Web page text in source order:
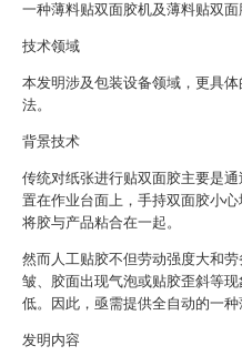
一种薄料贴双面胶机及薄料贴双面
技术领域
本发明涉及包装设备领域，更具
法。
背景技术
传统对纸张进行贴双面胶主要是
置在作业台面上，手持双面胶小
将胶与产品粘合在一起。
然而人工贴胶不但劳动强度大和
皱、胶面出现气泡或贴胶歪斜等
低。因此，亟需提供全自动的一种
发明内容